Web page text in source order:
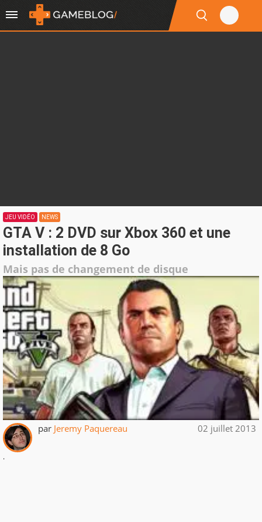
JEU VIDÉO NEWS
GTA V : 2 DVD sur Xbox 360 et une
installation de 8 Go
Mais pas de changement de disque
par Jeremy Paquereau 02 juillet 2013
.